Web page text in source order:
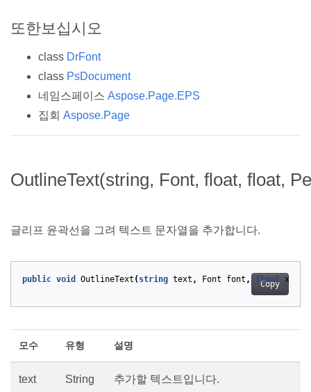
또한보십시오
class DrFont
class PsDocument
네임스페이스 Aspose.Page.EPS
집회 Aspose.Page
OutlineText(string, Font, float, float,
글리프 윤곽선을 그려 텍스트 문자열을 추가합니다.
Copy
public void OutlineText ( string text , Font font , float x
모수 유형 설명
text String 추가할 텍스트입니다.